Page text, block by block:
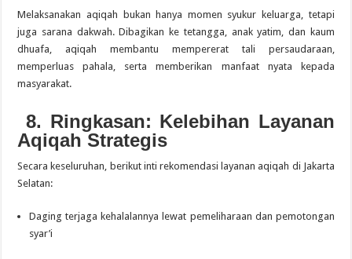
Melaksanakan aqiqah bukan hanya momen syukur keluarga, tetapi
juga sarana dakwah. Dibagikan ke tetangga, anak yatim, dan kaum
dhuafa, aqiqah membantu mempererat tali persaudaraan,
memperluas pahala, serta memberikan manfaat nyata kepada
masyarakat.
8. Ringkasan: Kelebihan Layanan
Aqiqah Strategis
Secara keseluruhan, berikut inti rekomendasi layanan aqiqah di Jakarta
Selatan:
Daging terjaga kehalalannya lewat pemeliharaan dan pemotongan
syar’i